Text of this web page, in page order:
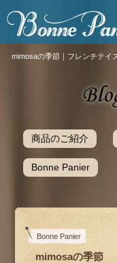
mimosaの季節｜フレンチテイ
商品のご紹介
Bonne Panier
Bonne Panier
mimosaの季節